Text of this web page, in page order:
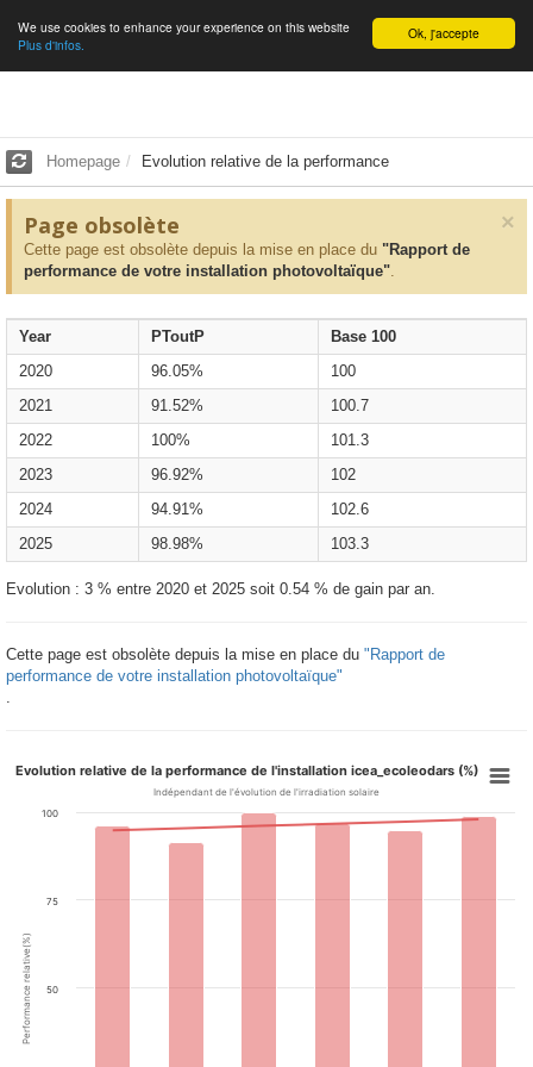
English Ok, j'accepte
We use cookies to enhance your experience on this website
Plus d'infos.
Homepage Evolution relative de la performance
×
Page obsolète
Cette page est obsolète depuis la mise en place du "Rapport de
performance de votre installation photovoltaïque".
Year PToutP
Base 100
2020
96.05%
100
2021
91.52%
100.7
2022
100%
101.3
2023
96.92%
102
2024
94.91%
102.6
2025
98.98% 103.3
Evolution : 3 % entre 2020 et 2025 soit 0.54 % de gain par an.
Cette page est obsolète depuis la mise en place du "Rapport de
performance de votre installation photovoltaïque"
Performance relative(%)
Evolution relative de la performance de l'installation icea_ecoleodars (%)
Indépendant de l'évolution de l'irradiation solaire
50
75
100